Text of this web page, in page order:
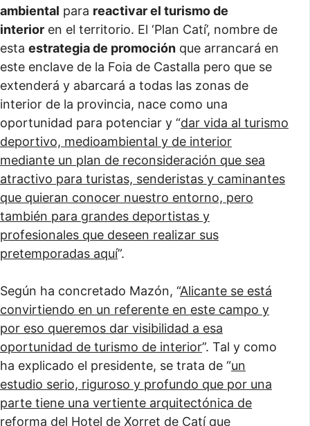
ambiental para reactivar el turismo de
interior en el territorio. El ‘Plan Catí’, nombre de
esta estrategia de promoción que arrancará en
este enclave de la Foia de Castalla pero que se
extenderá y abarcará a todas las zonas de
interior de la provincia, nace como una
oportunidad para potenciar y “dar vida al turismo
deportivo, medioambiental y de interior
mediante un plan de reconsideración que sea
atractivo para turistas, senderistas y caminantes
que quieran conocer nuestro entorno, pero
también para grandes deportistas y
profesionales que deseen realizar sus
pretemporadas aquí”.
Según ha concretado Mazón, “Alicante se está
convirtiendo en un referente en este campo y
por eso queremos dar visibilidad a esa
oportunidad de turismo de interior”. Tal y como
ha explicado el presidente, se trata de “un
estudio serio, riguroso y profundo que por una
parte tiene una vertiente arquitectónica de
reforma del Hotel de Xorret de Catí que